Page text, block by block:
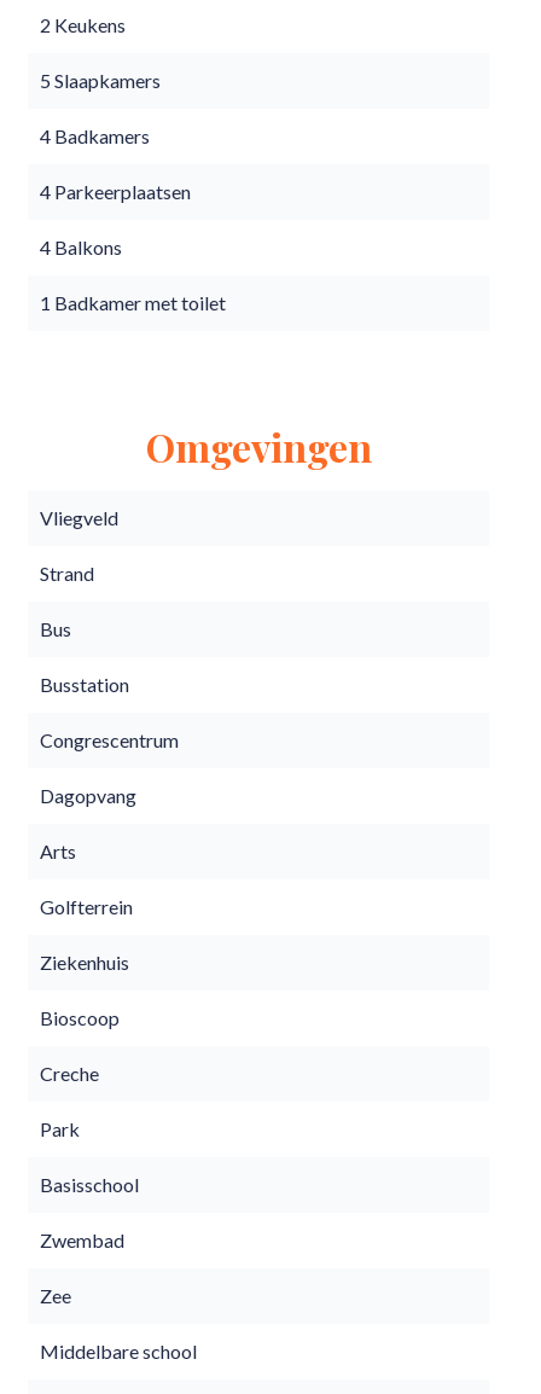
2 Keukens
5 Slaapkamers
4 Badkamers
4 Parkeerplaatsen
4 Balkons
1 Badkamer met toilet
Omgevingen
Vliegveld
Strand
Bus
Busstation
Congrescentrum
Dagopvang
Arts
Golfterrein
Ziekenhuis
Bioscoop
Creche
Park
Basisschool
Zwembad
Zee
Middelbare school